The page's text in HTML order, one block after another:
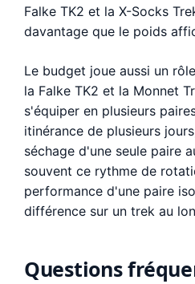
Falke TK2 et la X-Socks
davantage que le poids
Le budget joue aussi un
la Falke TK2 et la Monnet
s'équiper en plusieurs
itinérance de plusieurs
séchage d'une seule paire
souvent ce rythme de
performance d'une paire
différence sur un trek au
Questions